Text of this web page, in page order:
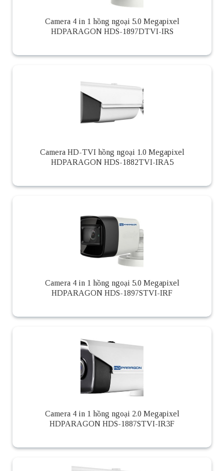
Camera 4 in 1 hồng ngoại 5.0 Megapixel
HDPARAGON HDS-1897DTVI-IRS
Camera HD-TVI hồng ngoại 1.0 Megapixel
HDPARAGON HDS-1882TVI-IRA5
Camera 4 in 1 hồng ngoại 5.0 Megapixel
HDPARAGON HDS-1897STVI-IRF
Camera 4 in 1 hồng ngoại 2.0 Megapixel
HDPARAGON HDS-1887STVI-IR3F